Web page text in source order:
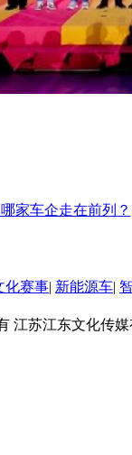
家车企走在前列？
化赛事| 新能源车|
江苏江东文化传